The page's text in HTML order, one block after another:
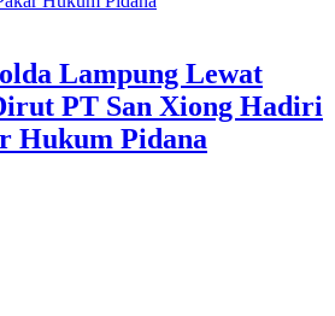
Lampung Lewat
PT San Xiong Hadiri
Hukum Pidana